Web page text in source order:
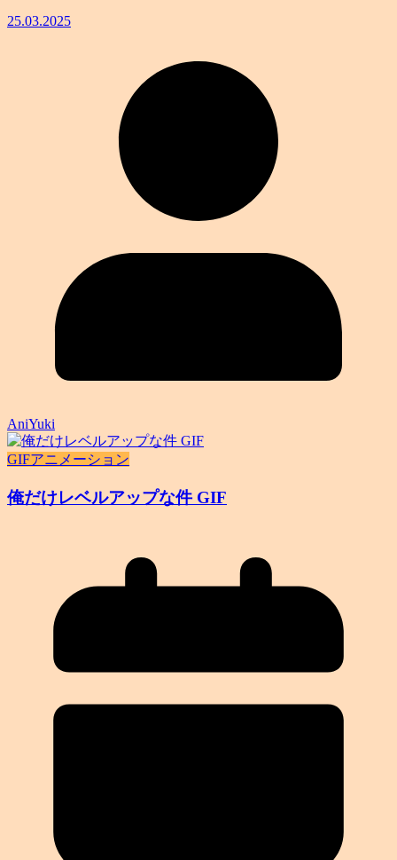
25.03.2025
AniYuki
GIFアニメーション
俺だけレベルアップな件 GIF